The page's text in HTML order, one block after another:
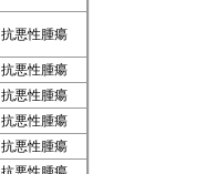
抗悪性腫瘍
抗悪性腫瘍
抗悪性腫瘍
抗悪性腫瘍
抗悪性腫瘍